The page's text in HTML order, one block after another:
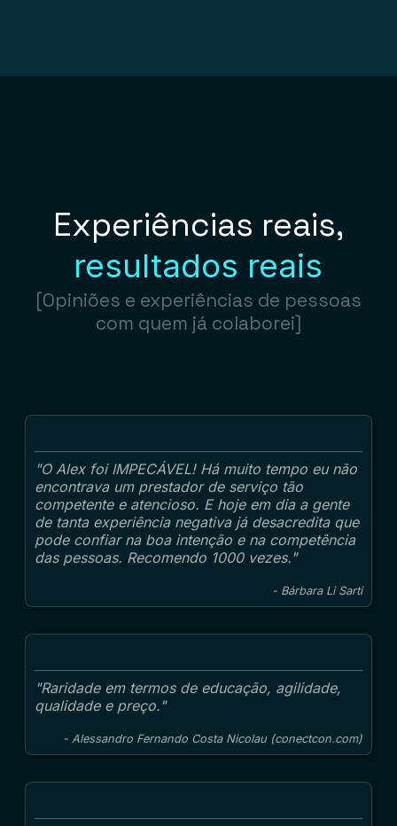
Experiências reais,
resultados reais
[Opiniões e experiências de pessoas
com quem já colaborei]
"O Alex foi IMPECÁVEL! Há muito tempo eu não
encontrava um prestador de serviço tão
competente e atencioso. E hoje em dia a gente
de tanta experiência negativa já desacredita que
pode confiar na boa intenção e na competência
das pessoas. Recomendo 1000 vezes."
- Bárbara Li Sarti
"Raridade em termos de educação, agilidade,
qualidade e preço."
- Alessandro Fernando Costa Nicolau (conectcon.com)